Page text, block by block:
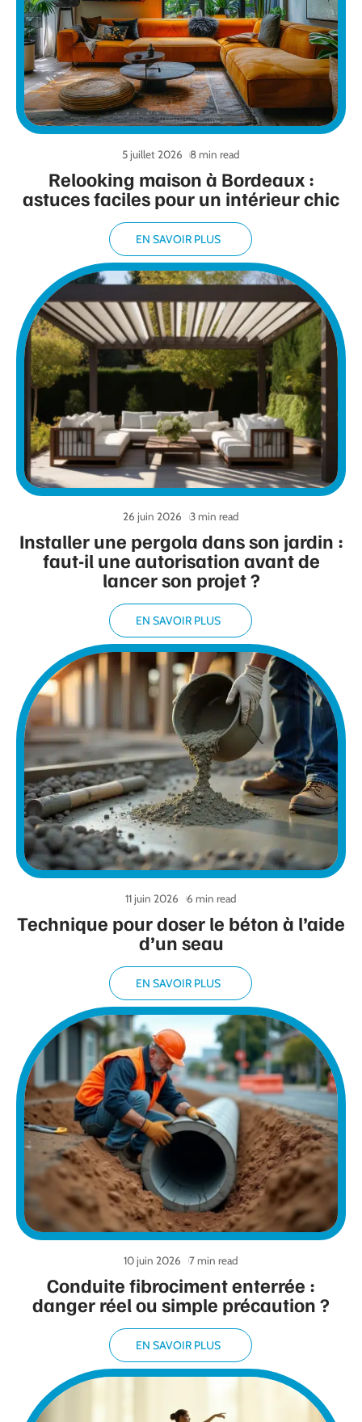
Relooking maison à Bordeaux :
astuces faciles pour un intérieur chic
5 juillet 2026 8 min read
EN SAVOIR PLUS
Installer une pergola dans son jardin :
faut-il une autorisation avant de
lancer son projet ?
26 juin 2026 3 min read
EN SAVOIR PLUS
Technique pour doser le béton à l’aide
d’un seau
11 juin 2026 6 min read
EN SAVOIR PLUS
Conduite fibrociment enterrée :
danger réel ou simple précaution ?
10 juin 2026 7 min read
EN SAVOIR PLUS